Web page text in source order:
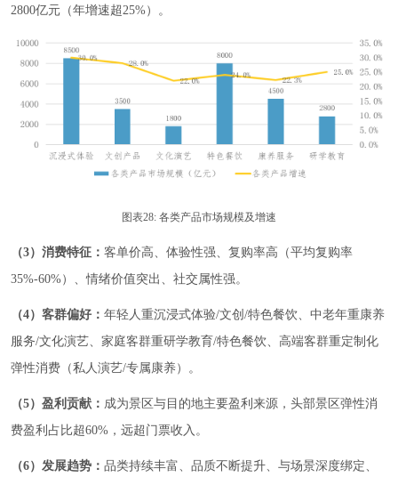
2800亿元（年增速超25%）。
图表28: 各类产品市场规模及增速
（3）消费特征： 客单价高、体验性强、复购率高（平均复购率
35%-60%）、情绪价值突出、社交属性强。
（4）客群偏好： 年轻人重沉浸式体验/文创/特色餐饮、中老年重康养
服务/文化演艺、家庭客群重研学教育/特色餐饮、高端客群重定制化
弹性消费（私人演艺/专属康养）。
（5）盈利贡献： 成为景区与目的地主要盈利来源，头部景区弹性消
费盈利占比超60%，远超门票收入。
（6）发展趋势： 品类持续丰富、品质不断提升、与场景深度绑定、